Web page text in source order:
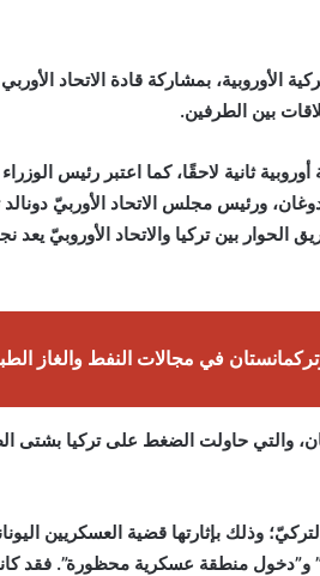
الأوروبية، بمشاركة قادة الاتحاد الأوربي
بين الطرفين.
ثانية لاحقًا، كما اعتبر رئيس الوزراء
ورئيس مجلس الاتحاد الأوربيّ
بين تركيا والاتحاد الأوروبيّ يعد
في مجالات النفط والغاز
والتي حاولت الضغط على تركيا بشتى
وذلك بإثارتها قضية العسكريين
و”دخول منطقة عسكرية محظورة”. فقد